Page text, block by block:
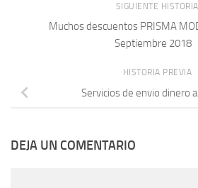
SIGUIENTE HISTORIA
Muchos descuentos PRISMA
Septiembre 2018
HISTORIA PREVIA
Servicios de envio dinero
DEJA UN COMENTARIO